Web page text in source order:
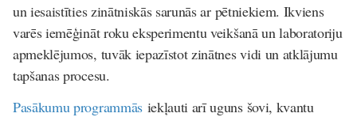
un iesaistīties zinātniskās sarunās ar pētniekiem. Ikviens
varēs iemēģināt roku eksperimentu veikšanā un laboratoriju
apmeklējumos, tuvāk iepazīstot zinātnes vidi un atklājumu
tapšanas procesu.
Pasākumu programmāsiekļauti arī uguns šovi, kvantu